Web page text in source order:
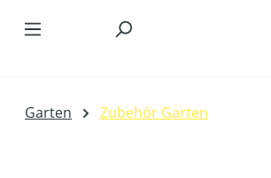
Garten Zubehör Garten